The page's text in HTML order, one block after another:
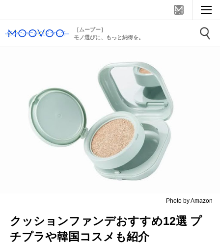
［ムーブー］
モノ選びに、もっと納得を。
Photo by Amazon
クッションファンデおすすめ12選 プ
チプラや韓国コスメも紹介